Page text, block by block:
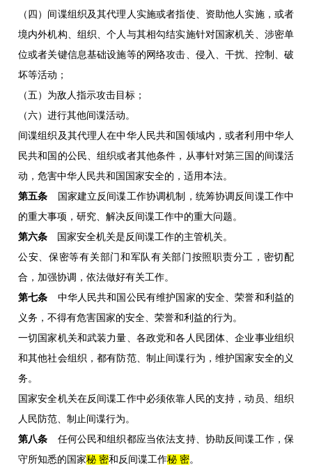
（四）间谍组织及其代理人实施或者指使、资助他人实施，或者
境内外机构、组织、个人与其相勾结实施针对国家机关、涉密单
位或者关键信息基础设施等的网络攻击、侵入、干扰、控制、破
坏等活动；
（五）为敌人指示攻击目标；
（六）进行其他间谍活动。
间谍组织及其代理人在中华人民共和国领域内，或者利用中华人
民共和国的公民、组织或者其他条件，从事针对第三国的间谍活
动，危害中华人民共和国国家安全的，适用本法。
第五条 国家建立反间谍工作协调机制，统筹协调反间谍工作中
的重大事项，研究、解决反间谍工作中的重大问题。
第六条 国家安全机关是反间谍工作的主管机关。
公安、保密等有关部门和军队有关部门按照职责分工，密切配
合，加强协调，依法做好有关工作。
第七条 中华人民共和国公民有维护国家的安全、荣誉和利益的
义务，不得有危害国家的安全、荣誉和利益的行为。
一切国家机关和武装力量、各政党和各人民团体、企业事业组织
和其他社会组织，都有防范、制止间谍行为，维护国家安全的义
务。
国家安全机关在反间谍工作中必须依靠人民的支持，动员、组织
人民防范、制止间谍行为。
第八条 任何公民和组织都应当依法支持、协助反间谍工作，保
守所知悉的国家秘 密和反间谍工作秘 密。